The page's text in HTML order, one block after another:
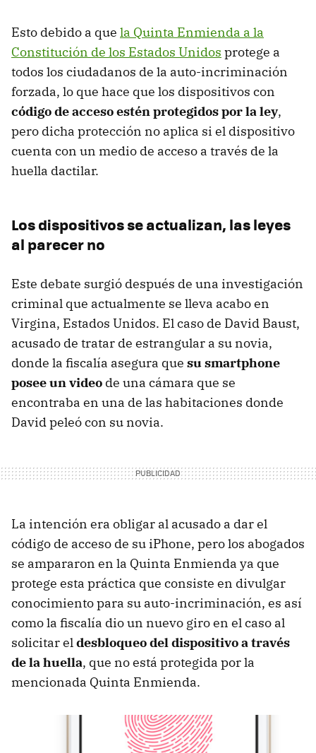
Esto debido a que la Quinta Enmienda a la
Constitución de los Estados Unidos protege a
todos los ciudadanos de la auto-incriminación
forzada, lo que hace que los dispositivos con
código de acceso estén protegidos por la ley,
pero dicha protección no aplica si el dispositivo
cuenta con un medio de acceso a través de la
huella dactilar.
Los dispositivos se actualizan, las leyes
al parecer no
Este debate surgió después de una investigación
criminal que actualmente se lleva acabo en
Virgina, Estados Unidos. El caso de David Baust,
acusado de tratar de estrangular a su novia,
donde la fiscalía asegura que su smartphone
posee un video de una cámara que se
encontraba en una de las habitaciones donde
David peleó con su novia.
La intención era obligar al acusado a dar el
código de acceso de su iPhone, pero los abogados
se ampararon en la Quinta Enmienda ya que
protege esta práctica que consiste en divulgar
conocimiento para su auto-incriminación, es así
como la fiscalía dio un nuevo giro en el caso al
solicitar eldesbloqueo del dispositivo a través
de la huella, que no está protegida por la
mencionada Quinta Enmienda.